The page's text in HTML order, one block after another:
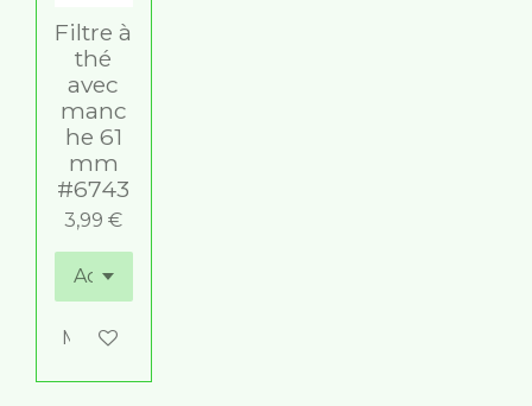
Filtre à
thé
avec
manc
he 61
mm
#6743
3,99 €
M'avertir si disponible